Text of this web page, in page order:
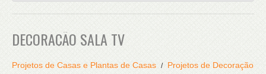
DECORAÇÃO SALA TV
Projetos de Casas e Plantas de Casas
Projetos de Decoração